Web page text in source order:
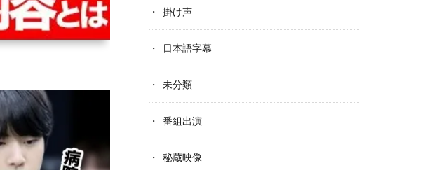
掛け声
日本語字幕
未分類
番組出演
秘蔵映像